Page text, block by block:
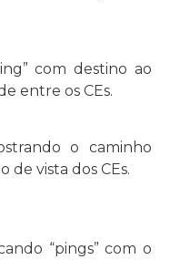
com destino ao
entre os CEs.
o caminho
de vista dos CEs.
“pings” com o